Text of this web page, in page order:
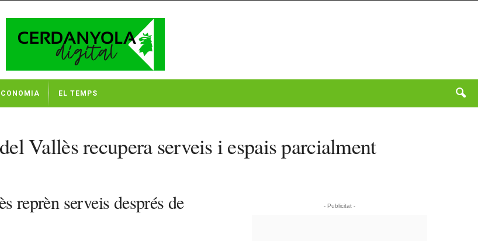
EL TEMPS
Vallès recupera serveis i espais parcialment
reprèn serveis després de
- Publicitat -